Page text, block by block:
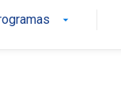
arrow_drop_down